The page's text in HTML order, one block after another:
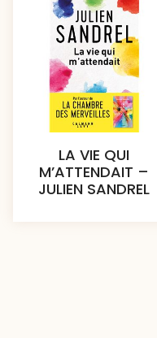
LA VIE QUI
M’ATTENDAIT –
JULIEN SANDREL